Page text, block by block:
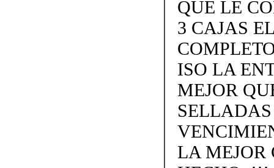
QUE LE
3 CAJAS
ISO LA
MEJOR
LA MEJOR